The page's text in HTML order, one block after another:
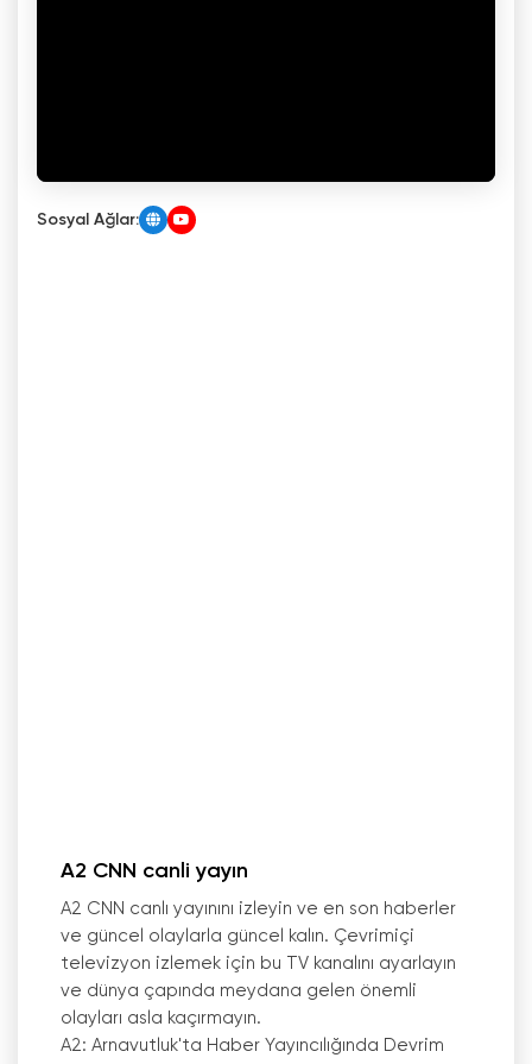
Sosyal Ağlar:
A2 CNN canli yayın
A2 CNN canlı yayınını izleyin ve en son haberler
ve güncel olaylarla güncel kalın. Çevrimiçi
televizyon izlemek için bu TV kanalını ayarlayın
ve dünya çapında meydana gelen önemli
olayları asla kaçırmayın.
A2: Arnavutluk'ta Haber Yayıncılığında Devrim